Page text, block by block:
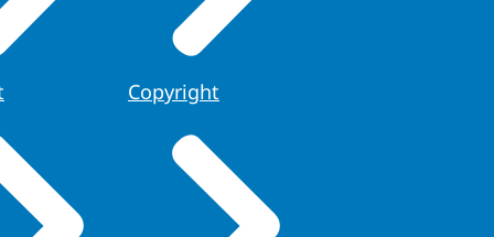
Copyright